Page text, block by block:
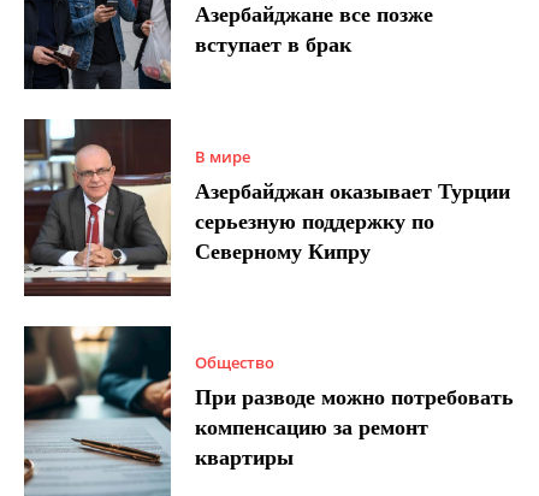
Азербайджане все позже
вступает в брак
В мире
Азербайджан оказывает Турции
серьезную поддержку по
Северному Кипру
Общество
При разводе можно потребовать
компенсацию за ремонт
квартиры